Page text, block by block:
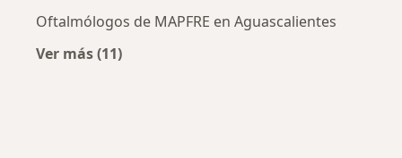
Oftalmólogos de MAPFRE en Aguascalientes
Ver más (11)